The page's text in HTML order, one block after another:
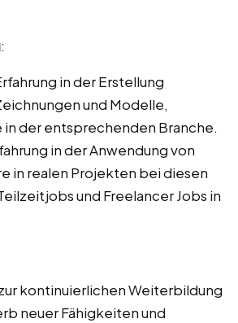
:
in der Erstellung
und Modelle,
in der entsprechenden Branche.
in der Anwendung von
in realen Projekten bei diesen
und Freelancer Jobs in
kontinuierlichen Weiterbildung
neuer Fähigkeiten und